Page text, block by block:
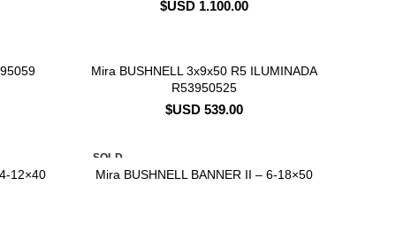
$USD 1.100.00
CONSULTAR STOCK
Mira BUSHNELL 3x9x50 R5 ILUMINADA
R53950525
$USD 539.00
12×40
SOLD
OUT
CONSULTAR STOCK
Mira BUSHNELL BANNER II – 6-18×50